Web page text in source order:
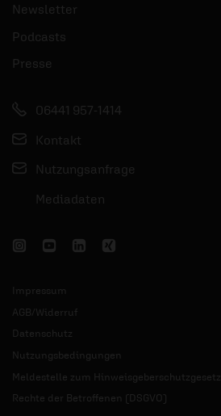
Newsletter
Podcasts
Presse
06441 957-1414
Kontakt
Nutzungsanfrage
Mediadaten
Impressum
AGB/Widerruf
Datenschutz
Nutzungsbedingungen
Meldestelle zum Hinweisgeberschutzgesetz
Rechte der Betroffenen (DSGVO)